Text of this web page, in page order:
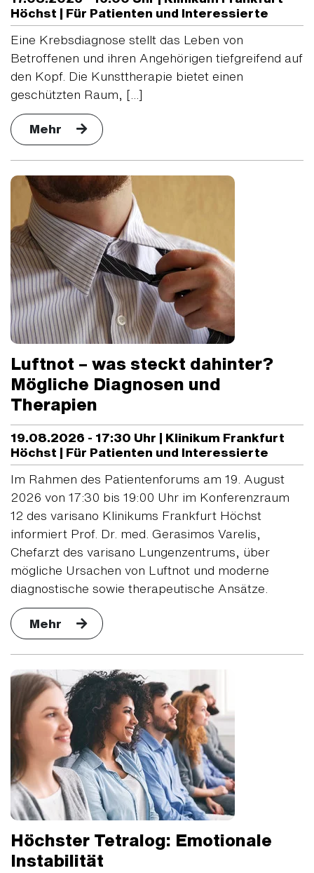
Höchst | Für Patienten und Interessierte
Eine Krebsdiagnose stellt das Leben von
Betroffenen und ihren Angehörigen tiefgreifend auf
den Kopf. Die Kunsttherapie bietet einen
geschützten Raum, [...]
Mehr
Luftnot – was steckt dahinter?
Mögliche Diagnosen und
Therapien
19.08.2026 - 17:30 Uhr | Klinikum Frankfurt
Höchst | Für Patienten und Interessierte
Im Rahmen des Patientenforums am 19. August
2026 von 17:30 bis 19:00 Uhr im Konferenzraum
12 des varisano Klinikums Frankfurt Höchst
informiert Prof. Dr. med. Gerasimos Varelis,
Chefarzt des varisano Lungenzentrums, über
mögliche Ursachen von Luftnot und moderne
diagnostische sowie therapeutische Ansätze.
Mehr
Höchster Tetralog: Emotionale
Instabilität